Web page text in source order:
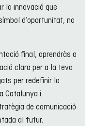
la innovació que
d’oportunitat, no
final, aprendràs a
clara per a la teva
per redefinir la
Catalunya i
de comunicació
al futur.